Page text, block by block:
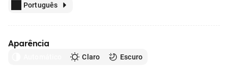
Português
Aparência
Claro Escuro